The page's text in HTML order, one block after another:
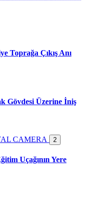
Toprağa Çıkış Anı
Gövdesi Üzerine İniş
2
Uçağının Yere